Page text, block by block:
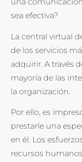
una
sea efectiva?
La central virtual
de los servicios
adquirir. A través
mayoría de las
la organización.
Por ello, es
prestarle una
en él. Los
recursos